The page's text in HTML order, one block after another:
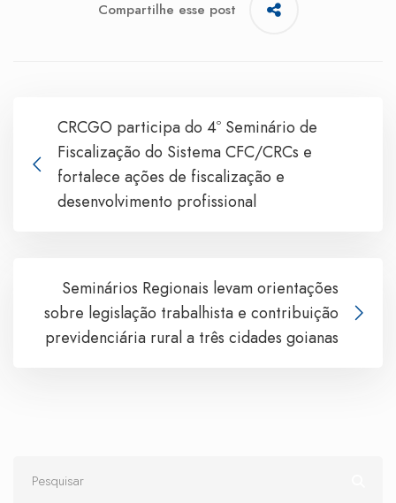
Compartilhe esse post
CRCGO participa do 4º Seminário de
Fiscalização do Sistema CFC/CRCs e
fortalece ações de fiscalização e
desenvolvimento profissional
Seminários Regionais levam orientações
sobre legislação trabalhista e contribuição
previdenciária rural a três cidades goianas